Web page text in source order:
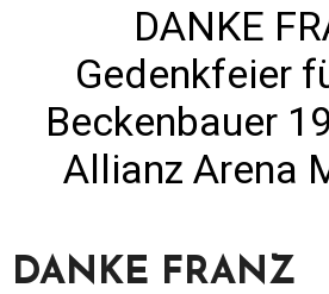
DANKE
Gedenkfeier
Beckenbauer
Allianz Arena
DANKE FRANZ